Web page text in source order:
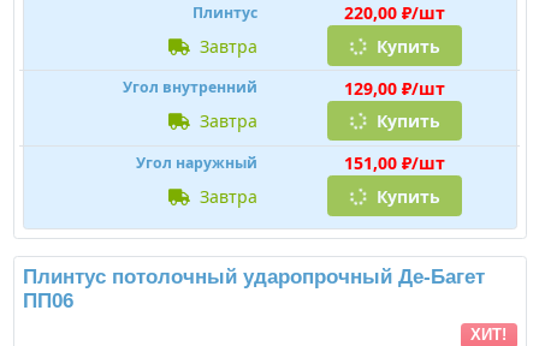
Плинтус
220,00 ₽/шт
завтра
Купить
Угол внутренний
129,00 ₽/шт
завтра
Купить
Угол наружный
151,00 ₽/шт
завтра
Купить
Плинтус потолочный ударопрочный Де-Багет
ПП06
ХИТ!